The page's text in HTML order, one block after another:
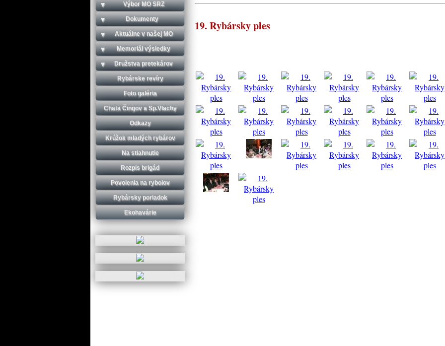
Výbor MO SRZ
Dokumenty
Aktuálne v našej MO
Memoriál výsledky
Družstva pretekárov
Rybárske revíry
Foto galéria
Chata Čingov a Sp.Vlachy
Odkazy
Krúžok mladých rybárov
Na stiahnutie
Rozpis brigád
Povolenia na rybolov
Rybársky poriadok
Ekohavárie
19. Rybársky ples